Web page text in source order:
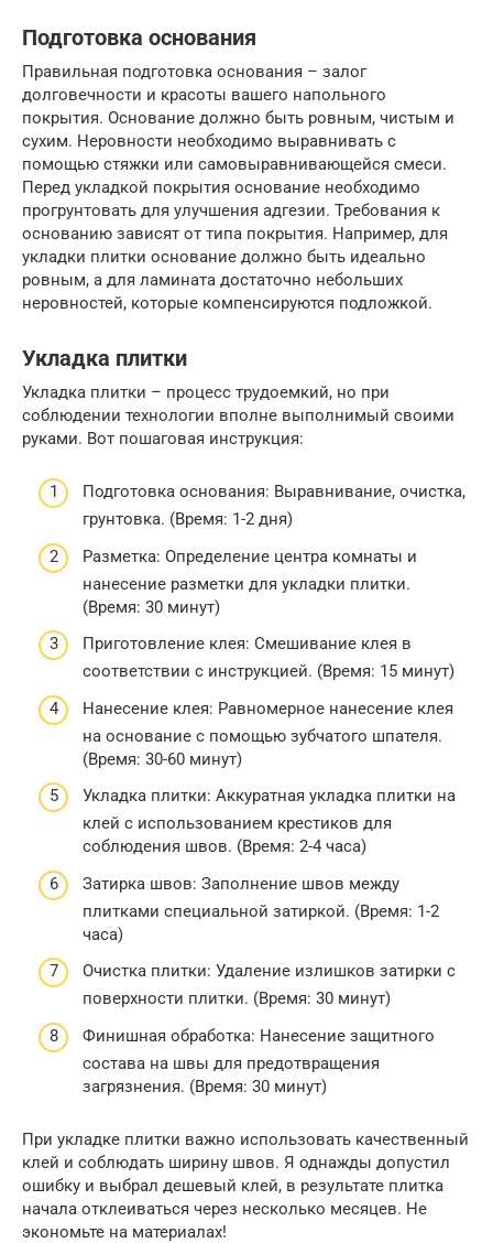
Подготовка основания
Правильная подготовка основания – залог
долговечности и красоты вашего напольного
покрытия. Основание должно быть ровным, чистым и
сухим. Неровности необходимо выравнивать с
помощью стяжки или самовыравнивающейся смеси.
Перед укладкой покрытия основание необходимо
прогрунтовать для улучшения адгезии. Требования к
основанию зависят от типа покрытия. Например, для
укладки плитки основание должно быть идеально
ровным, а для ламината достаточно небольших
неровностей, которые компенсируются подложкой.
Укладка плитки
Укладка плитки – процесс трудоемкий, но при
соблюдении технологии вполне выполнимый своими
руками. Вот пошаговая инструкция:
Подготовка основания: Выравнивание, очистка,
грунтовка. (Время: 1-2 дня)
Разметка: Определение центра комнаты и
нанесение разметки для укладки плитки.
(Время: 30 минут)
Приготовление клея: Смешивание клея в
соответствии с инструкцией. (Время: 15 минут)
Нанесение клея: Равномерное нанесение клея
на основание с помощью зубчатого шпателя.
(Время: 30-60 минут)
Укладка плитки: Аккуратная укладка плитки на
клей с использованием крестиков для
соблюдения швов. (Время: 2-4 часа)
Затирка швов: Заполнение швов между
плитками специальной затиркой. (Время: 1-2
часа)
Очистка плитки: Удаление излишков затирки с
поверхности плитки. (Время: 30 минут)
Финишная обработка: Нанесение защитного
состава на швы для предотвращения
загрязнения. (Время: 30 минут)
При укладке плитки важно использовать качественный
клей и соблюдать ширину швов. Я однажды допустил
ошибку и выбрал дешевый клей, в результате плитка
начала отклеиваться через несколько месяцев. Не
экономьте на материалах!